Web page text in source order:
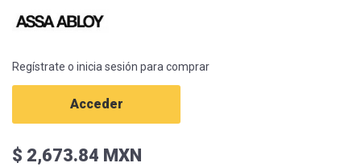
Regístrate o inicia sesión para comprar
Acceder
$ 2,673.84 MXN